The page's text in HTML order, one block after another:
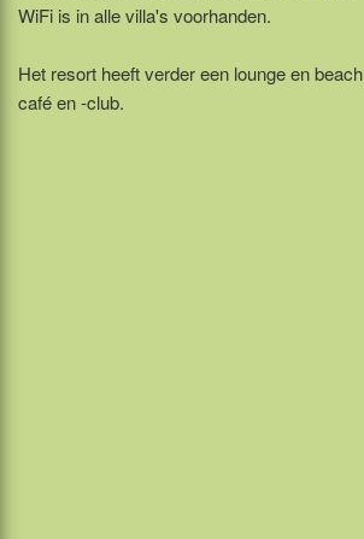
WiFi is in alle villa's voorhanden.
Het resort heeft verder een lounge en beach
café en -club.